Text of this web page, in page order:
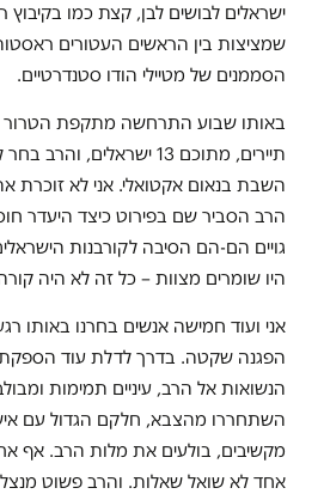
ישראלים לבושים לבן, קצת כמו בקיבוץ
שמציצות בין הראשים העטורים
הסממנים של מטיילי הודו סטנדרטיים.
תיירים, מתוכם 13 ישראלים,
השבת בנאום אקטואלי. אני לא זוכרת
הרב הסביר שם בפירוט כיצד היעדר
גויים הם-הם הסיבה לקורבנות
היו שומרים מצוות – כל זה לא היה
אני ועוד חמישה אנשים בחרנו באותו
הפגנה שקטה. בדרך לדלת עוד
הנשואות אל הרב, עיניים תמימות
השתחררו מהצבא, חלקם הגדול עם
מקשיבים, בולעים את מלות הרב. אף
אחד לא שואל שאלות. והרב פשוט